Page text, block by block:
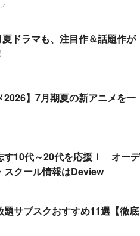
ドラマも、注目作＆話題作が
2026】7月期夏の新アニメを一
す10代～20代を応援！ オーデ
スクール情報はDeview
題サブスクおすすめ11選【徹底